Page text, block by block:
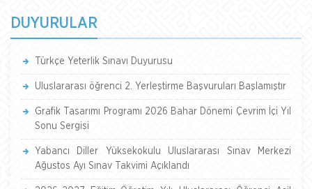
DUYURULAR
Türkçe Yeterlik Sınavı Duyurusu
Uluslararası öğrenci 2. Yerleştirme Başvuruları Başlamıştır
Grafik Tasarımı Programı 2026 Bahar Dönemi Çevrim İçi Yıl
Sonu Sergisi
Yabancı Diller Yüksekokulu Uluslararası Sınav Merkezi
Ağustos Ayı Sınav Takvimi Açıklandı